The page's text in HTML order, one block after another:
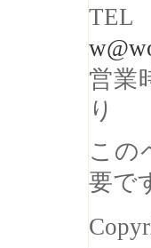
営
り
この
要で